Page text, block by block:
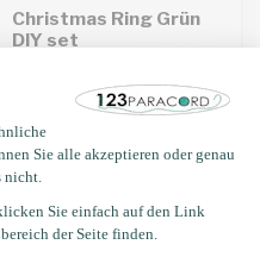
Christmas Ring Grün
DIY set
Auf Lager